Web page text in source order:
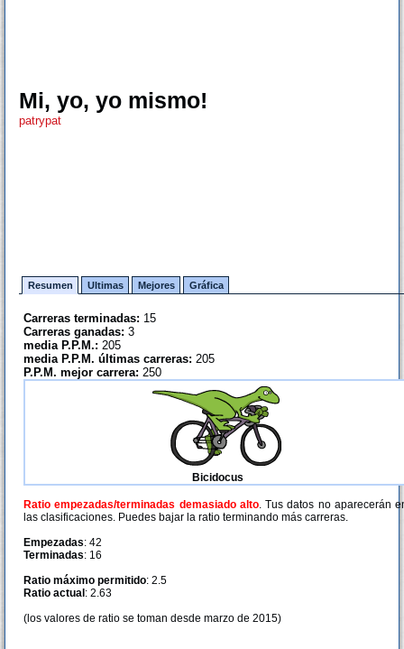
Mi, yo, yo mismo!
patrypat
Resumen Ultimas Mejores Gráfica
Carreras terminadas: 15
Carreras ganadas: 3
media P.P.M.: 205
media P.P.M. últimas carreras: 205
P.P.M. mejor carrera: 250
Bicidocus
Ratio empezadas/terminadas demasiado alto. Tus datos no aparecerán
las clasificaciones. Puedes bajar la ratio terminando más carreras.
Empezadas: 42
Terminadas: 16
Ratio máximo permitido: 2.5
Ratio actual : 2.63
(los valores de ratio se toman desde marzo de 2015)